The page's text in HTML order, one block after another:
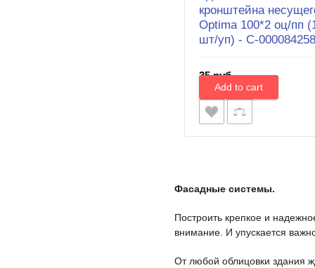
кронштейна
Optima 100*2 оц/пп
шт/уп) - С-000084258
35 руб.
Фасадные системы.
Построить крепкое и
внимание. И упускается
От любой облицовки здания